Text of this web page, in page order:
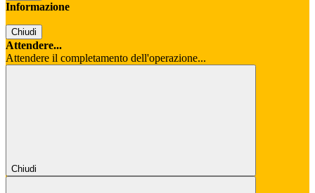
Informazione
Chiudi
Attendere...
Attendere il completamento dell'operazione...
Chiudi